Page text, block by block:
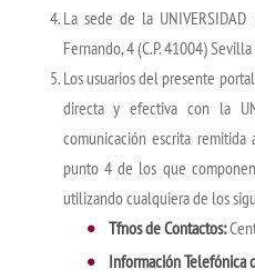
La sede de la
Fernando, 4 (C.P. 41004) Sevilla
Los usuarios del presente
directa y efectiva con la
comunicación escrita
punto 4 de los que
utilizando cualquiera de los
Tfnos de Contactos:
Información Telefónica